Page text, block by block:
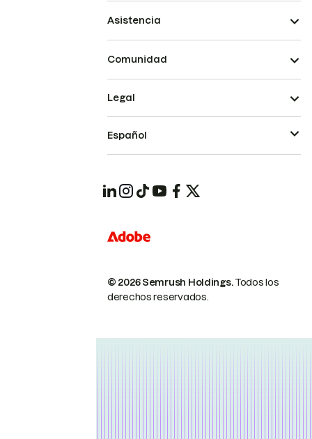
Asistencia
Comunidad
© 2026 Semrush Holdings.Todos los
derechos reservados.
Legal
Español